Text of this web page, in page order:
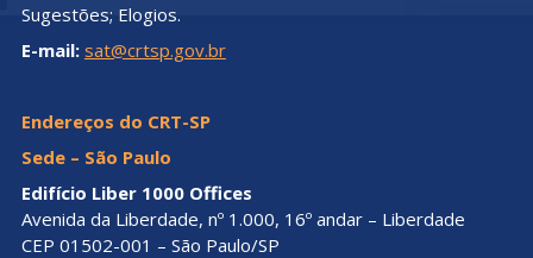
Sugestões; Elogios.
E-mail: sat@crtsp.gov.br
Endereços do CRT-SP
Sede – São Paulo
Edifício Liber 1000 Offices
Avenida da Liberdade, nº 1.000, 16º andar – Liberdade
CEP 01502-001 – São Paulo/SP